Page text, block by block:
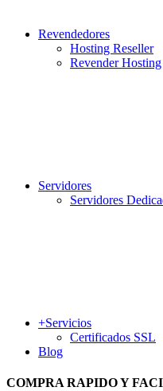
Revendedores
Hosting Reseller
Revender Hosting
Servidores
Servidores
+Servicios
Certificados SSL
Blog
COMPRA RAPIDO Y